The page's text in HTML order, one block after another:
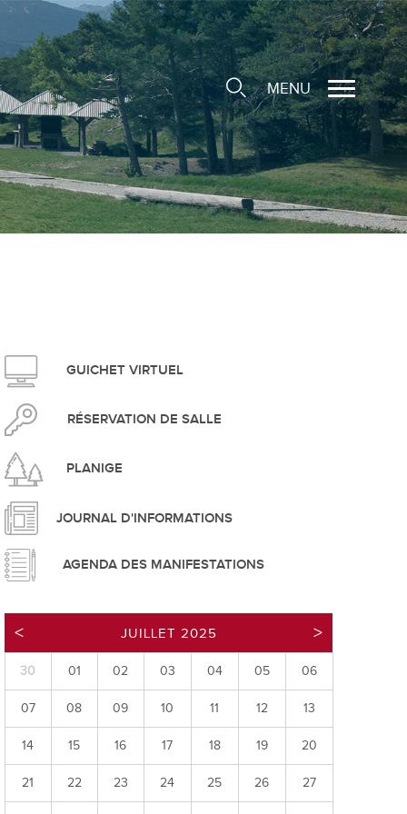
durable
d'ouverture
SIT
et service du feu
MENU
GUICHET VIRTUEL
RÉSERVATION DE SALLE
PLANIGE
JOURNAL D'INFORMATIONS
AGENDA DES MANIFESTATIONS
JUILLET 2025
30 01 02 03 04 05 06
07 08 09 10 11 12 13
14 15 16 17 18 19 20
21 22 23 24 25 26 27